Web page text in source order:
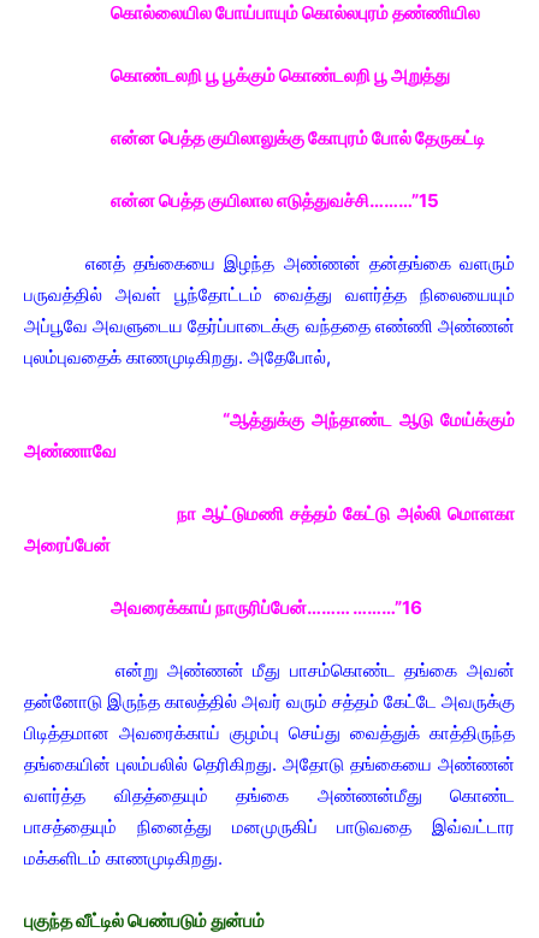
கொல்லையில போய்பாயும் கொல்லபுரம் தண்ணியில
கொண்டலறி பூ பூக்கும் கொண்டலறி பூ அறுத்து
என்ன பெத்த குயிலாலுக்கு கோபுரம் போல் தேருகட்டி
என்ன பெத்த குயிலால எடுத்துவச்சி………”15
எனத் தங்கையை இழந்த அண்ணன் தன்தங்கை வளரும்
பருவத்தில் அவள் பூந்தோட்டம் வைத்து வளர்த்த நிலையையும்
அப்பூவே அவளுடைய தேர்ப்பாடைக்கு வந்ததை எண்ணி அண்ணன்
புலம்புவதைக் காணமுடிகிறது. அதேபோல்,
“ஆத்துக்கு அந்தாண்ட ஆடு மேய்க்கும்
அண்ணாவே
நா ஆட்டுமணி சத்தம் கேட்டு அல்லி மொளகா
அரைப்பேன்
அவரைக்காய் நாருரிப்பேன்……… ………”16
என்று அண்ணன் மீது பாசம்கொண்ட தங்கை அவன்
தன்னோடு இருந்த காலத்தில் அவர் வரும் சத்தம் கேட்டே அவருக்கு
பிடித்தமான அவரைக்காய் குழம்பு செய்து வைத்துக் காத்திருந்த
தங்கையின் புலம்பலில் தெரிகிறது. அதோடு தங்கையை அண்ணன்
வளர்த்த விதத்தையும் தங்கை அண்ணன்மீது கொண்ட
பாசத்தையும் நினைத்து மனமுருகிப் பாடுவதை இவ்வட்டார
மக்களிடம் காணமுடிகிறது.
புகுந்த வீட்டில் பெண்படும் துன்பம்